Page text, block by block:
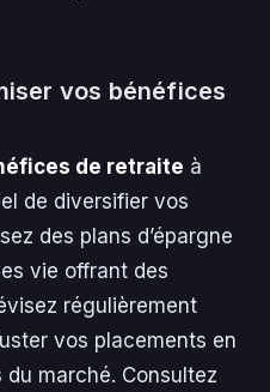
vos bénéfices
de retraite à
de diversifier vos
des plans d’épargne
vie offrant des
régulièrement
vos placements en
marché. Consultez